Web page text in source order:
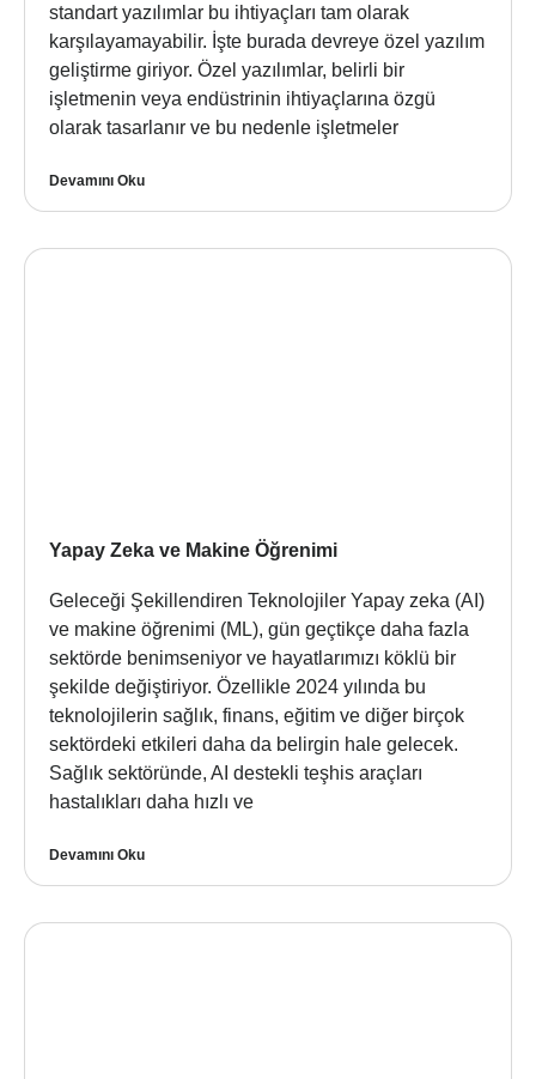
standart yazılımlar bu ihtiyaçları tam olarak
karşılayamayabilir. İşte burada devreye özel yazılım
geliştirme giriyor. Özel yazılımlar, belirli bir
işletmenin veya endüstrinin ihtiyaçlarına özgü
olarak tasarlanır ve bu nedenle işletmeler
Devamını Oku
Yapay Zeka ve Makine Öğrenimi
Geleceği Şekillendiren Teknolojiler Yapay zeka (AI)
ve makine öğrenimi (ML), gün geçtikçe daha fazla
sektörde benimseniyor ve hayatlarımızı köklü bir
şekilde değiştiriyor. Özellikle 2024 yılında bu
teknolojilerin sağlık, finans, eğitim ve diğer birçok
sektördeki etkileri daha da belirgin hale gelecek.
Sağlık sektöründe, AI destekli teşhis araçları
hastalıkları daha hızlı ve
Devamını Oku